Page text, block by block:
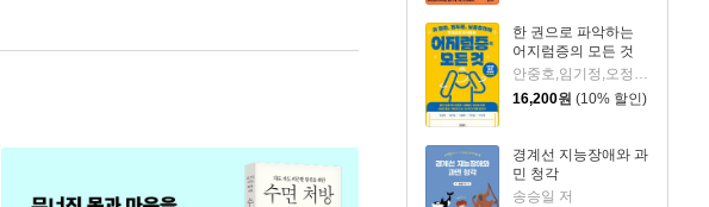
한 권으로 파악하는
어지럼증의 모든 것
16,200원 (10% 할인)
경계선 지능장애와 과
민 청각
송승일 저